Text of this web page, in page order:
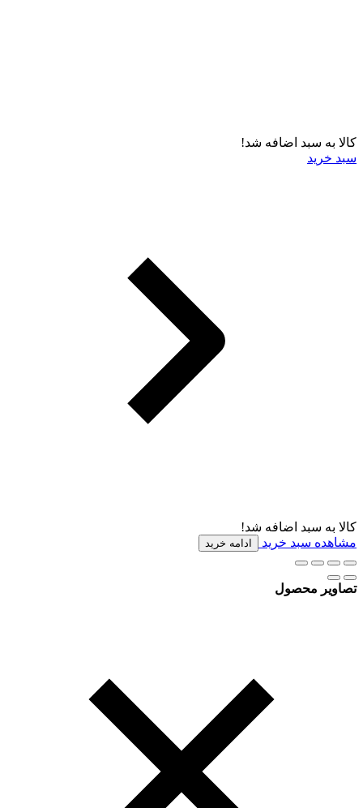
کالا به سبد اضافه شد!
سبد خرید
کالا به سبد اضافه شد!
مشاهده سبد خرید
ادامه خرید
تصاویر محصول